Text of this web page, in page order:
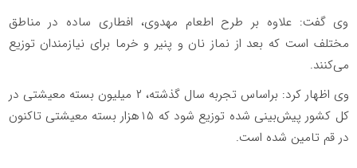
وی گفت: علاوه بر طرح اطعام مهدوی، افطاری‌ ساده در مناطق
مختلف است که بعد از نماز نان و پنیر و خرما برای نیازمندان توزیع
می‌کنند.
وی اظهار کرد: براساس تجربه سال گذشته، ۲ میلیون بسته معیشتی در
کل کشور پیش‌بینی شده توزیع شود که ۱۵‌هزار بسته معیشتی تاکنون
در قم تامین شده است.